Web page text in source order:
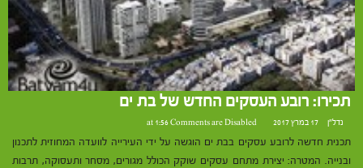
תכירו: רובע העסקים החדש של בת ים
נדל"ן 17 במרץ 2017 at 1:56 Comments are Disabled
תכנית חדשה לרובע עסקים בבת ים הוגשה על ידי העירייה לוועדה המחוזית לתכנון
ובנייה. המטרה: יצירת מתחם עסקים שוקק הכולל מגורים, מסחר ותעסוקה, תרבות